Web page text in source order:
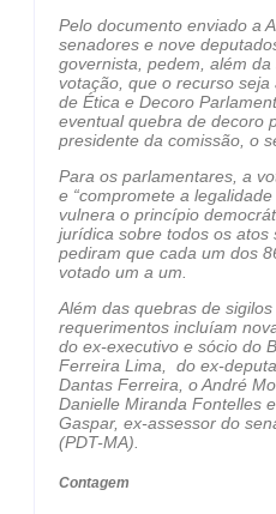
Pelo documento enviado a
senadores e nove
governista, pedem, além
votação, que o recurso
de Ética e Decoro
eventual quebra de decoro
presidente da comissão, o
Para os parlamentares, a
e “compromete a
vulnera o princípio
jurídica sobre todos os atos
pediram que cada um dos
votado um a um.
Além das quebras de
requerimentos incluíam
do ex-executivo e sócio do
Ferreira Lima, do ex-
Dantas Ferreira, o André
Danielle Miranda Fontelles
Gaspar, ex-assessor do
(PDT-MA).
Contagem